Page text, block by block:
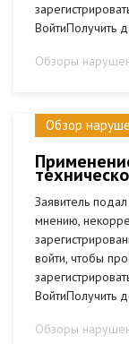
ВойтиПолучить
Обзоры
Обзор
Заявитель
мнению,
войти, чтобы
ВойтиПолучить
Обзоры